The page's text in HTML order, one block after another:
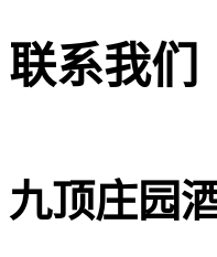
联系我们
九顶庄园